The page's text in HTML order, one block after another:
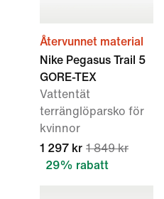
Återvunnet material
Nike Pegasus Trail 5
GORE-TEX
Vattentät
terränglöparsko för
kvinnor
1 297 kr 1 849 kr
29% rabatt